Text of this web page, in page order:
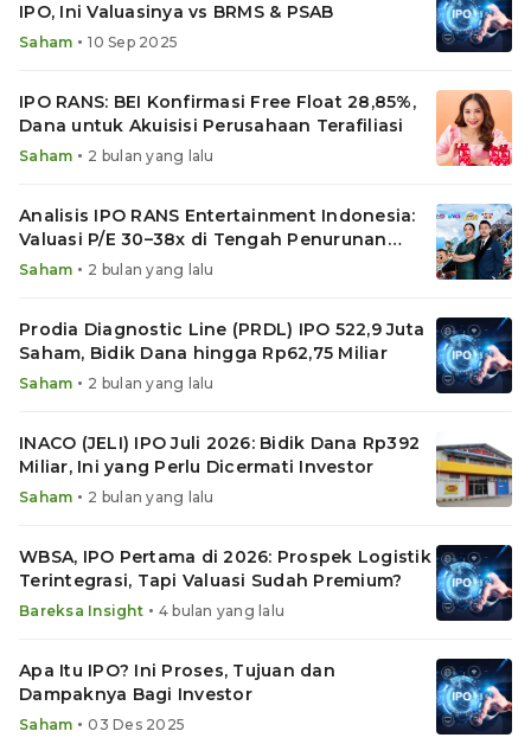
IPO, Ini Valuasinya vs BRMS & PSAB
Saham • 10 Sep 2025
IPO RANS: BEI Konfirmasi Free Float 28,85%,
Dana untuk Akuisisi Perusahaan Terafiliasi
Saham • 2 bulan yang lalu
Analisis IPO RANS Entertainment Indonesia:
Valuasi P/E 30–38x di Tengah Penurunan
Laba
Saham • 2 bulan yang lalu
Prodia Diagnostic Line (PRDL) IPO 522,9 Juta
Saham, Bidik Dana hingga Rp62,75 Miliar
Saham • 2 bulan yang lalu
INACO (JELI) IPO Juli 2026: Bidik Dana Rp392
Miliar, Ini yang Perlu Dicermati Investor
Saham • 2 bulan yang lalu
WBSA, IPO Pertama di 2026: Prospek Logistik
Terintegrasi, Tapi Valuasi Sudah Premium?
Bareksa Insight • 4 bulan yang lalu
Apa Itu IPO? Ini Proses, Tujuan dan
Dampaknya Bagi Investor
Saham • 03 Des 2025